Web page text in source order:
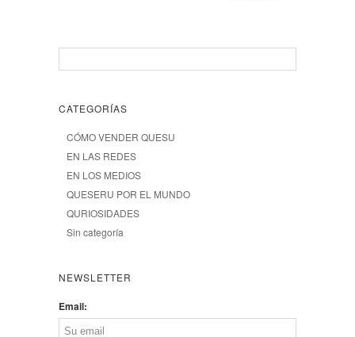
CATEGORÍAS
CÓMO VENDER QUESU
EN LAS REDES
EN LOS MEDIOS
QUESERU POR EL MUNDO
QURIOSIDADES
Sin categoría
NEWSLETTER
Email: